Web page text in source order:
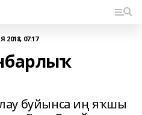
2018, 07:17
буйынса иң яҡшы